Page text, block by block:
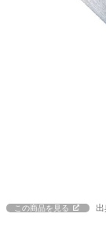
この商品を見る 出